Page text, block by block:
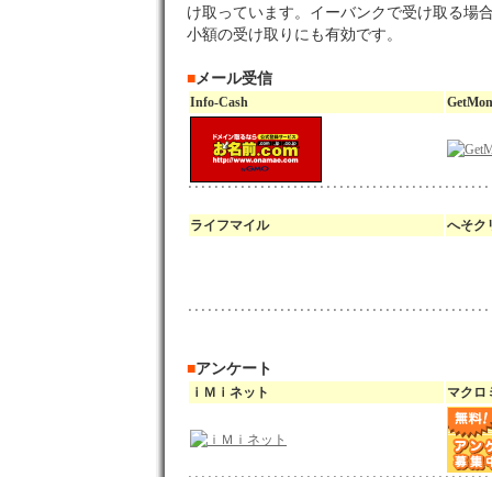
け取っています。イーバンクで受け取る場
小額の受け取りにも有効です。
■メール受信
Info-Cash
ライフマイル へそク
■アンケート
ｉＭｉネット マクロ